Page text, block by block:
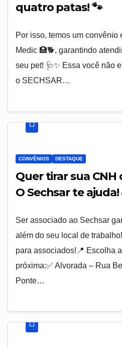
quatro patas! 🐾
Por isso, temos um convênio
Medic 🏥🐕, garantindo
seu pet! 🩺✨ Essa você não
o SECHSAR…
CONVÊNIOS DESTAQUE
Quer tirar sua
O Sechsar te ajuda!
Ser associado ao Sechsar
além do seu local de
para associados!📍 Escolha
próxima:✅ Alvorada – Rua
Ponte…